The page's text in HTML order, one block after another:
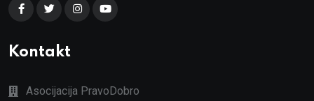
Kontakt
Asocijacija PravoDobro